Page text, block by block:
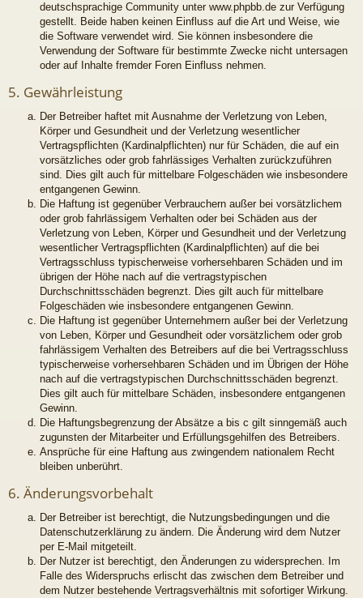
deutschsprachige Community unter www.phpbb.de zur Verfügung
gestellt. Beide haben keinen Einfluss auf die Art und Weise, wie
die Software verwendet wird. Sie können insbesondere die
Verwendung der Software für bestimmte Zwecke nicht untersagen
oder auf Inhalte fremder Foren Einfluss nehmen.
5. Gewährleistung
Der Betreiber haftet mit Ausnahme der Verletzung von Leben,
Körper und Gesundheit und der Verletzung wesentlicher
Vertragspflichten (Kardinalpflichten) nur für Schäden, die auf ein
vorsätzliches oder grob fahrlässiges Verhalten zurückzuführen
sind. Dies gilt auch für mittelbare Folgeschäden wie insbesondere
entgangenen Gewinn.
Die Haftung ist gegenüber Verbrauchern außer bei vorsätzlichem
oder grob fahrlässigem Verhalten oder bei Schäden aus der
Verletzung von Leben, Körper und Gesundheit und der Verletzung
wesentlicher Vertragspflichten (Kardinalpflichten) auf die bei
Vertragsschluss typischerweise vorhersehbaren Schäden und im
übrigen der Höhe nach auf die vertragstypischen
Durchschnittsschäden begrenzt. Dies gilt auch für mittelbare
Folgeschäden wie insbesondere entgangenen Gewinn.
Die Haftung ist gegenüber Unternehmern außer bei der Verletzung
von Leben, Körper und Gesundheit oder vorsätzlichem oder grob
fahrlässigem Verhalten des Betreibers auf die bei Vertragsschluss
typischerweise vorhersehbaren Schäden und im Übrigen der Höhe
nach auf die vertragstypischen Durchschnittsschäden begrenzt.
Dies gilt auch für mittelbare Schäden, insbesondere entgangenen
Gewinn.
Die Haftungsbegrenzung der Absätze a bis c gilt sinngemäß auch
zugunsten der Mitarbeiter und Erfüllungsgehilfen des Betreibers.
Ansprüche für eine Haftung aus zwingendem nationalem Recht
bleiben unberührt.
6. Änderungsvorbehalt
Der Betreiber ist berechtigt, die Nutzungsbedingungen und die
Datenschutzerklärung zu ändern. Die Änderung wird dem Nutzer
per E-Mail mitgeteilt.
Der Nutzer ist berechtigt, den Änderungen zu widersprechen. Im
Falle des Widerspruchs erlischt das zwischen dem Betreiber und
dem Nutzer bestehende Vertragsverhältnis mit sofortiger Wirkung.